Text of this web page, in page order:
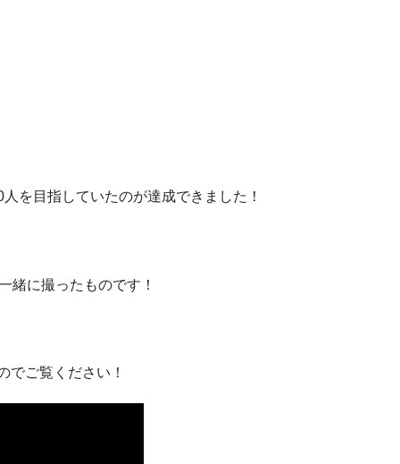
を目指していたのが達成できました！
緒に撮ったものです！
でご覧ください！